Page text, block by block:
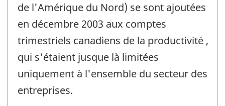
de l'Amérique du Nord) se sont ajoutées
en décembre 2003 aux comptes
trimestriels canadiens de la productivité ,
qui s'étaient jusque là limitées
uniquement à l'ensemble du secteur des
entreprises.